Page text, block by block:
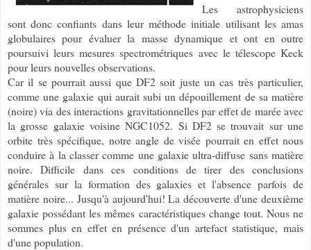
Les astrophysiciens
sont donc confiants dans leur méthode initiale utilisant les amas
globulaires pour évaluer la masse dynamique et ont en outre
poursuivi leurs mesures spectrométriques avec le télescope Keck
pour leurs nouvelles observations.
Car il se pourrait aussi que DF2 soit juste un cas très particulier,
comme une galaxie qui aurait subi un dépouillement de sa matière
(noire) via des interactions gravitationnelles par effet de marée avec
la grosse galaxie voisine NGC1052. Si DF2 se trouvait sur une
orbite très spécifique, notre angle de visée pourrait en effet nous
conduire à la classer comme une galaxie ultra-diffuse sans matière
noire. Difficile dans ces conditions de tirer des conclusions
générales sur la formation des galaxies et l'absence parfois de
matière noire... Jusqu'à aujourd'hui! La découverte d'une deuxième
galaxie possédant les mêmes caractéristiques change tout. Nous ne
sommes plus en effet en présence d'un artefact statistique, mais
d'une population.